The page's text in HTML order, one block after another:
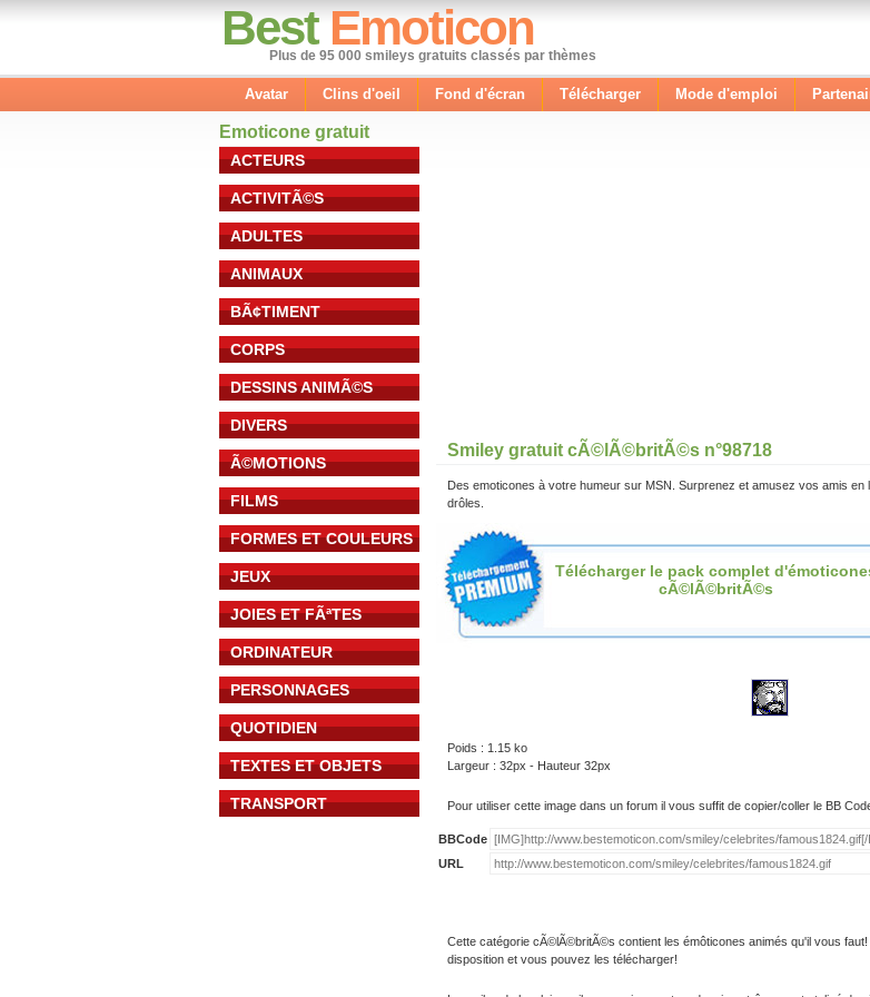
Best Emoticon
Plus de 95 000 smileys gratuits classés par thèmes
Avatar Clins d'oeil Fond d'écran Télécharger Mode d'emploi
Emoticone gratuit
ACTEURS
ACTIVITÃ©S
ADULTES
ANIMAUX
BÃ¢TIMENT
CORPS
DESSINS ANIMÃ©S
DIVERS
Ã©MOTIONS
FILMS
FORMES ET COULEURS
JEUX
JOIES ET FÃªTES
ORDINATEUR
PERSONNAGES
QUOTIDIEN
TEXTES ET OBJETS
TRANSPORT
Smiley gratuit cÃ©lÃ©britÃ©s n°98718
Des emoticones à votre humeur sur MSN. Surprenez et amusez vos amis
drôles.
Télécharger le pack complet
cÃ©lÃ©britÃ©s
Poids : 1.15 ko
Largeur : 32px - Hauteur 32px
Pour utiliser cette image dans un forum il vous suffit de copier/coller le BB
BBCode
URL
Cette catégorie cÃ©lÃ©britÃ©s contient les émôticones animés qu'il vous
disposition et vous pouvez les télécharger!